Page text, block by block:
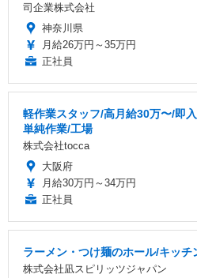
司企業株式会社
神奈川県
月給26万円～35万円
正社員
軽作業スタッフ/高月給30万〜/即
単純作業/工場
株式会社tocca
大阪府
月給30万円～34万円
正社員
ラーメン・つけ麺のホール/キッ
株式会社凪スピリッツジャパン